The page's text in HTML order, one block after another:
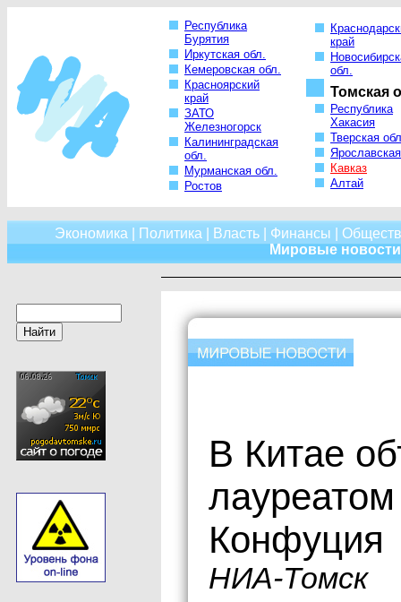
Республика
Бурятия
Иркутская обл.
Кемеровская обл.
Красноярский
край
ЗАТО
Железногорск
Калининградская
обл.
Мурманская обл.
Ростов
край
обл.
Томская
Республика
Хакасия
Тверская
Кавказ
Алтай
Экономика Политика Власть| Финансы
Мировые новости
В Китае
Конфуция
НИА-Томск